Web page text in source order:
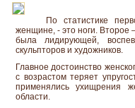
По статистике
женщине, - это ноги. Второе
была лидирующей,
скульпторов и художников.
Главное достоинство
с возрастом теряет
применялись ухищрения
области.